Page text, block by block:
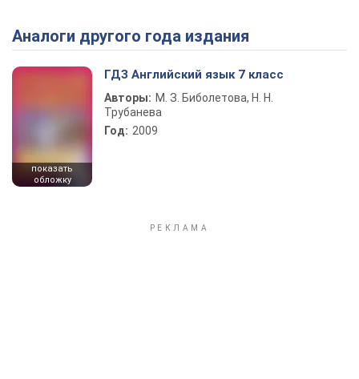
Play Video
Аналоги другого года издания
показать
обложку
ГДЗ Английский язык 7 класс
Авторы: М. З. Биболетова, Н. Н.
Трубанева
Год: 2009